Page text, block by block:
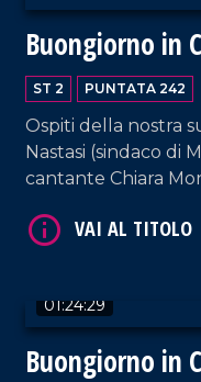
Buongiorno in
ST 2 PUNTATA 242
Ospiti della nostra
Nastasi (sindaco di
cantante Chiara
01:24:29
Buongiorno in
VAI AL TITOLO
VAI AL TITOLO